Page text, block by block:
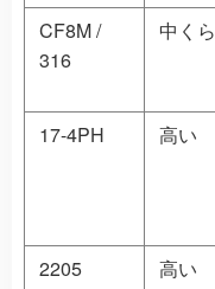
CF8M /
316
中く
17-4PH
高い
2205
高い